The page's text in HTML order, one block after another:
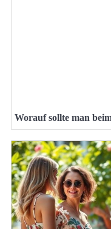
Worauf sollte man